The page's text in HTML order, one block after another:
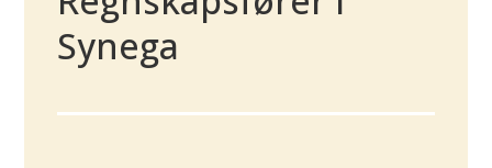
Synega